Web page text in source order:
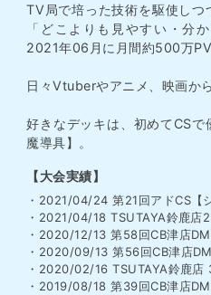
TV局で培った技術を駆使しつ
「どこよりも見やすい・分
2021年06月に月間約500万PV
日々Vtuberやアニメ、映画か
好きなデッキは、初めてCS
魔導具】。
【大会実績】
・2021/04/24 第21回アドCS【
・2021/04/18 TSUTAYA鈴鹿店
・2020/12/13 第58回CB津店
・2020/09/13 第56回CB津店
・2020/02/16 TSUTAYA鈴鹿店
・2019/08/18 第39回CB津店